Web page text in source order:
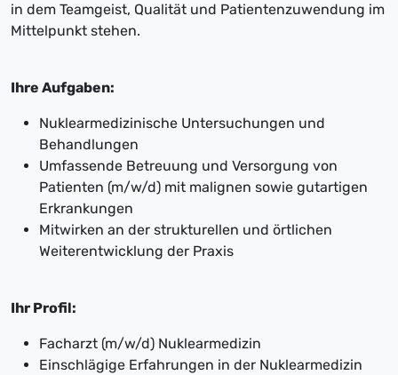
in dem Teamgeist, Qualität und Patientenzuwendung im
Mittelpunkt stehen.
Ihre Aufgaben:
Nuklearmedizinische Untersuchungen und
Behandlungen
Umfassende Betreuung und Versorgung von
Patienten (m/w/d) mit malignen sowie gutartigen
Erkrankungen
Mitwirken an der strukturellen und örtlichen
Weiterentwicklung der Praxis
Ihr Profil:
Facharzt (m/w/d) Nuklearmedizin
Einschlägige Erfahrungen in der Nuklearmedizin